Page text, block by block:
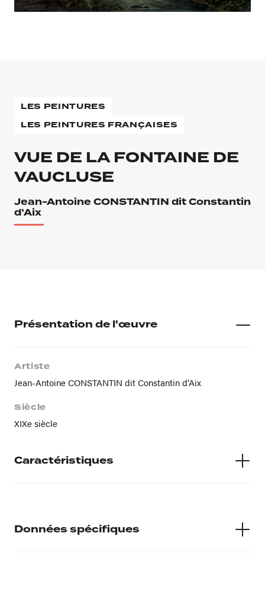
LES PEINTURES
LES PEINTURES FRANÇAISES
VUE DE LA FONTAINE DE
VAUCLUSE
Jean-Antoine CONSTANTIN dit Constantin
d’Aix
Présentation de l'œuvre
Artiste
Jean-Antoine CONSTANTIN dit Constantin d’Aix
Siècle
XIXe siècle
Caractéristiques
Données spécifiques